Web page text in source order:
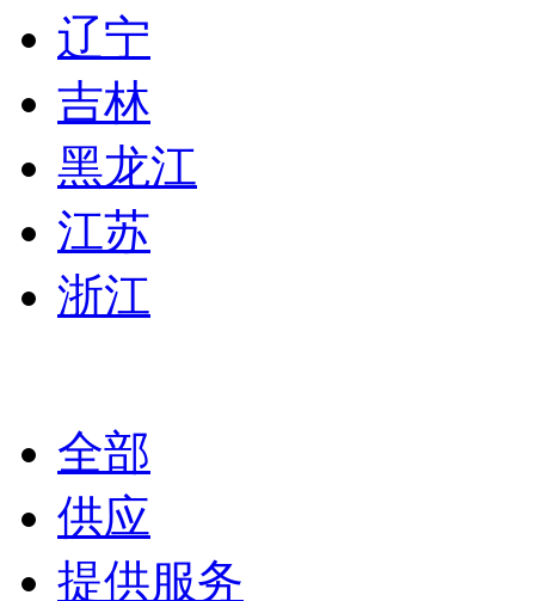
辽宁
吉林
黑龙江
江苏
浙江
全部
供应
提供服务